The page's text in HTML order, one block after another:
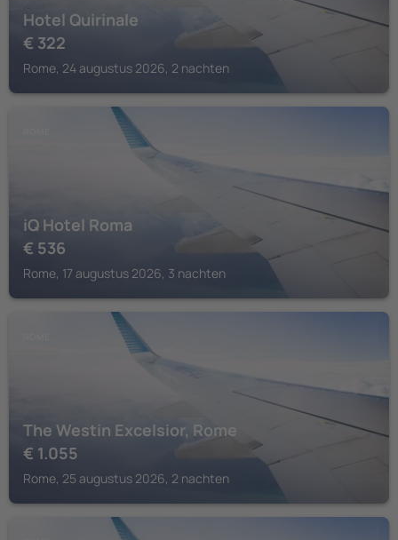
Hotel Quirinale
€ 322
Rome, 24 augustus 2026, 2 nachten
iQ Hotel Roma
€ 536
Rome, 17 augustus 2026, 3 nachten
The Westin Excelsior, Rome
€ 1.055
Rome, 25 augustus 2026, 2 nachten